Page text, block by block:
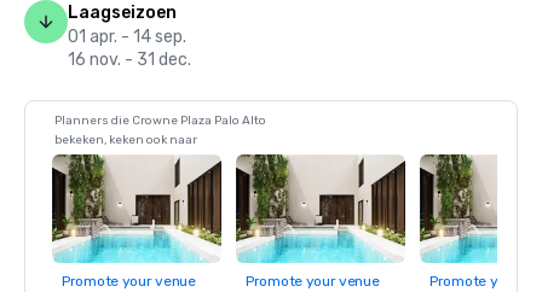
Laagseizoen
01 apr. - 14 sep.
16 nov. - 31 dec.
Planners die Crowne Plaza Palo Alto
bekeken, keken ook naar
Promote your venue Promote your venue Promote your